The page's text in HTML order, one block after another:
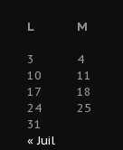
L M
3
4
10
11
17
18
24
25
31
« Juil